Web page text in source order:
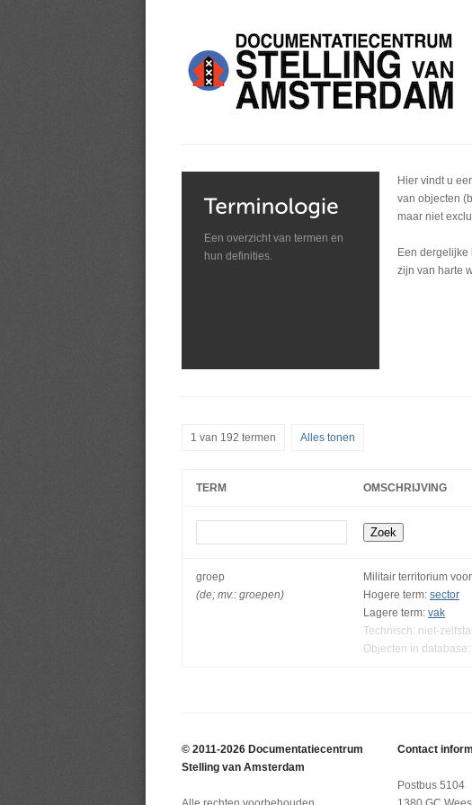
Een overzicht van termen en
hun definities.
Hier vindt u
van objecten
maar niet
Een
zijn van harte
1 van 192 termen Alles tonen
TERM OMSCHRIJVING
groep
(de; mv.: groepen)
Militair territorium
Hogere term: sector
Lagere term: vak
Technisch: niet-
Objecten in database:
© 2011-2026 Documentatiecentrum
Stelling van Amsterdam
Contact
Postbus 5104